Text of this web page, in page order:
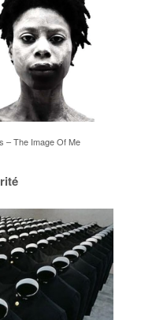
– The Image Of Me